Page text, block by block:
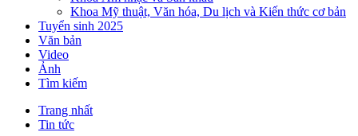
Khoa Mỹ thuật, Văn hóa, Du lịch và Kiến thức cơ bản
Tuyển sinh 2025
Văn bản
Video
Ảnh
Tìm kiếm
Trang nhất
Tin tức